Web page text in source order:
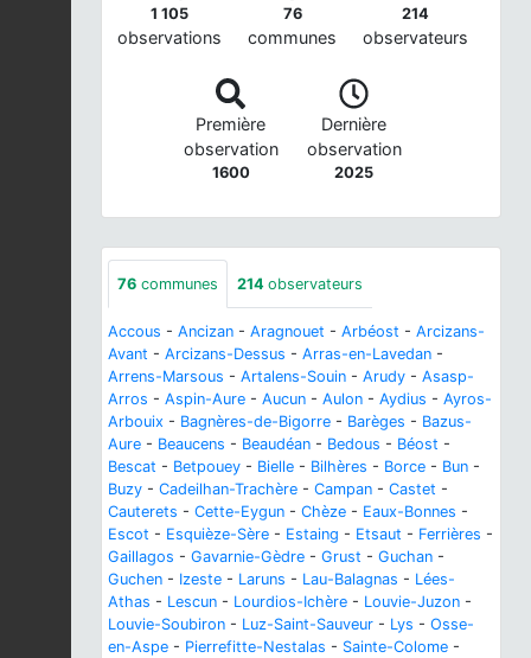
1 105
observations
76
communes
214
observateurs
Première
observation
1600
Dernière
observation
2025
76 communes 214 observateurs
Accous - Ancizan - Aragnouet - Arbéost - Arcizans-
Avant - Arcizans-Dessus - Arras-en-Lavedan -
Arrens-Marsous - Artalens-Souin - Arudy - Asasp-
Arros - Aspin-Aure - Aucun - Aulon - Aydius - Ayros-
Arbouix - Bagnères-de-Bigorre - Barèges - Bazus-
Aure - Beaucens - Beaudéan - Bedous - Béost -
Bescat - Betpouey - Bielle - Bilhères - Borce - Bun -
Buzy - Cadeilhan-Trachère - Campan - Castet -
Cauterets - Cette-Eygun - Chèze - Eaux-Bonnes -
Escot - Esquièze-Sère - Estaing - Etsaut - Ferrières -
Gaillagos - Gavarnie-Gèdre - Grust - Guchan -
Guchen - Izeste - Laruns - Lau-Balagnas - Lées-
Athas - Lescun - Lourdios-Ichère - Louvie-Juzon -
Louvie-Soubiron - Luz-Saint-Sauveur - Lys - Osse-
en-Aspe - Pierrefitte-Nestalas - Sainte-Colome -